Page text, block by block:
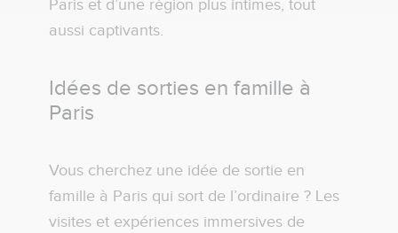
Paris et d’une région plus intimes, tout
aussi captivants.
Idées de sorties en famille à
Paris
Vous cherchez une idée de sortie en
famille à Paris qui sort de l’ordinaire ? Les
visites et expériences immersives de